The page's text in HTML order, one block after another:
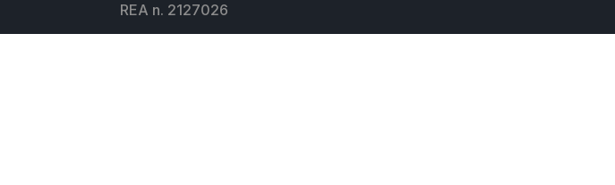
REA n. 2127026